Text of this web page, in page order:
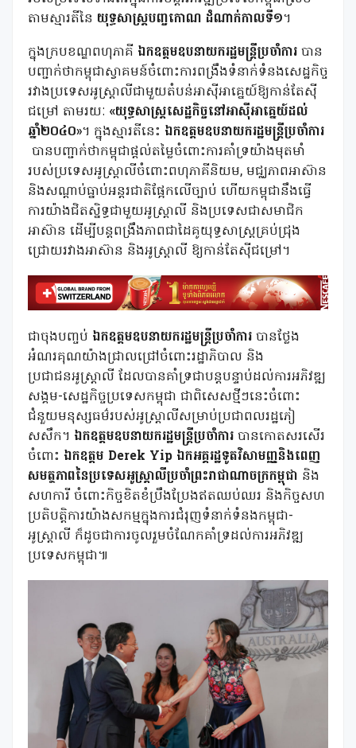
តាមស្មារតីនៃ យុទ្ធសាស្ត្របញ្ចកោណ ដំណាក់កាលទី១។
ក្នុងក្របខណ្ឌពហុភាគី ឯកឧត្តមឧបនាយករដ្ឋមន្ត្រីប្រចាំការ បាន
បញ្ជាក់ថាកម្ពុជាស្វាគមន៍ចំពោះការពង្រឹងទំនាក់ទំនងសេដ្ឋកិច្ច
រវាងប្រទេសអូស្ត្រាលីជាមួយតំបន់អាស៊ីអាគ្នេយ៍ឱ្យកាន់តែស៊ី
ជម្រៅ តាមរយៈ «យុទ្ធសាស្ត្រសេដ្ឋកិច្ចនៅអាស៊ីអាគ្នេយ៍ដល់
ឆ្នាំ២០៤០»។ ក្នុងស្មារតីនេះ ឯកឧត្តមឧបនាយករដ្ឋមន្រ្តីប្រចាំការ
បានបញ្ជាក់ថាកម្ពុជាផ្ដល់តម្លៃចំពោះការគាំទ្រយ៉ាងមុតមាំ
របស់ប្រទេសអូស្ត្រាលីចំពោះពហុភាគីនិយម, មជ្ឈភាពអាស៊ាន
និងសណ្តាប់ធ្នាប់អន្តរជាតិផ្អែកលើច្បាប់ ហើយកម្ពុជានឹងធ្វើ
ការយ៉ាងជិតស្និទ្ធជាមួយអូស្ត្រាលី និងប្រទេសជាសមាជិក
អាស៊ាន ដើម្បីបន្តពង្រឹងភាពជាដៃគូយុទ្ធសាស្ត្រគ្រប់ជ្រុង
ជ្រោយរវាងអាស៊ាន និងអូស្ត្រាលី ឱ្យកាន់តែស៊ីជម្រៅ។
ជាចុងបញ្ចប់ ឯកឧត្តមឧបនាយករដ្ឋមន្រ្តីប្រចាំការ បានថ្លែង
អំណរគុណយ៉ាងជ្រាលជ្រៅចំពោះរដ្ឋាភិបាល និង
ប្រជាជនអូស្ត្រាលី ដែលបានគាំទ្រជាបន្តបន្ទាប់ដល់ការអភិវឌ្ឍ
សង្គម-សេដ្ឋកិច្ចប្រទេសកម្ពុជា ជាពិសេសថ្មីៗនេះចំពោះ
ជំនួយមនុស្សធម៌របស់អូស្ត្រាលីសម្រាប់ប្រជាពលរដ្ឋភៀ
សសឹក។ ឯកឧត្តមឧបនាយករដ្ឋមន្ត្រីប្រចាំការ បានកោតសរសើរ
ចំពោះ ឯកឧត្តម Derek Yip ឯកអគ្គរដ្ឋទូតវិសាមញ្ញនិងពេញ
សមត្ថភាពនៃប្រទេសអូស្ត្រាលីប្រចាំព្រះរាជាណាចក្រកម្ពុជា និង
សហការី ចំពោះកិច្ចខិតខំប្រឹងប្រែងឥតឈប់ឈរ និងកិច្ចសហ
ប្រតិបត្តិការយ៉ាងសកម្មក្នុងការជំរុញទំនាក់ទំនងកម្ពុជា-
អូស្ត្រាលី ក៏ដូចជាការចូលរួមចំណែកគាំទ្រដល់ការអភិវឌ្ឍ
ប្រទេសកម្ពុជា​៕